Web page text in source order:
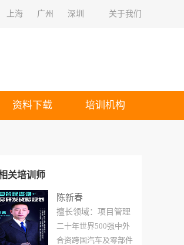
上海 广州 深圳 关于我们
资料下载 培训机构
关培训师
陈新春
擅长领域：项目管理
二十年世界500强中外
合资跨国汽车及零部件